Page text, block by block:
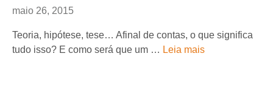
maio 26, 2015
Teoria, hipótese, tese… Afinal de contas, o que significa
tudo isso? E como será que um … Leia mais